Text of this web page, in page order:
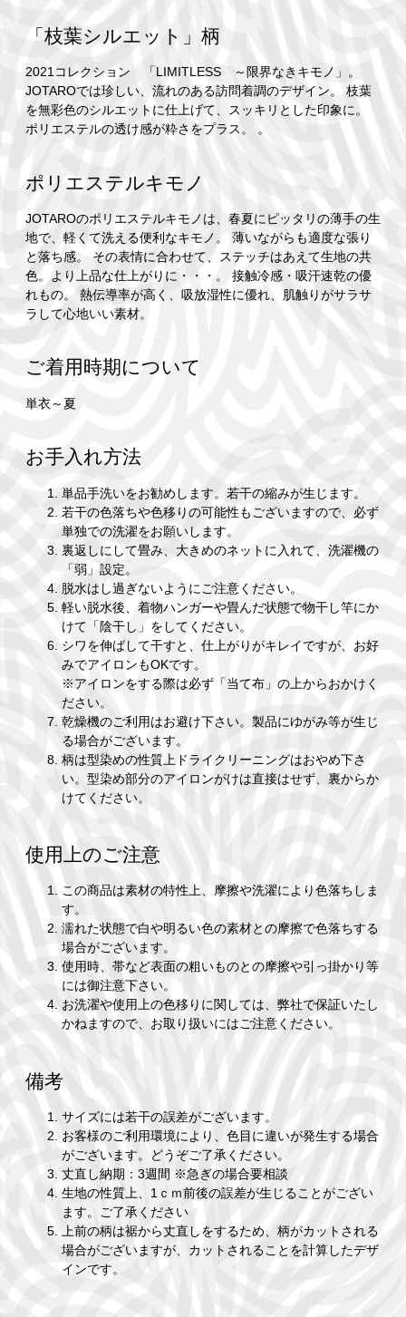
「枝葉シルエット」柄
2021コレクション 「LIMITLESS ～限界なきキモノ」。
JOTAROでは珍しい、流れのある訪問着調のデザイン。 枝葉
を無彩色のシルエットに仕上げて、スッキリとした印象に。
ポリエステルの透け感が粋さをプラス。 。
ポリエステルキモノ
JOTAROのポリエステルキモノは、春夏にピッタリの薄手の生
地で、軽くて洗える便利なキモノ。 薄いながらも適度な張り
と落ち感。 その表情に合わせて、ステッチはあえて生地の共
色。より上品な仕上がりに・・・。 接触冷感・吸汗速乾の優
れもの。 熱伝導率が高く、吸放湿性に優れ、肌触りがサラサ
ラして心地いい素材。
ご着用時期について
単衣～夏
お手入れ方法
単品手洗いをお勧めします。若干の縮みが生じます。
若干の色落ちや色移りの可能性もございますので、必ず
単独での洗濯をお願いします。
裏返しにして畳み、大きめのネットに入れて、洗濯機の
「弱」設定。
脱水はし過ぎないようにご注意ください。
軽い脱水後、着物ハンガーや畳んだ状態で物干し竿にか
けて「陰干し」をしてください。
シワを伸ばして干すと、仕上がりがキレイですが、お好
みでアイロンもOKです。
※アイロンをする際は必ず「当て布」の上からおかけく
ださい。
乾燥機のご利用はお避け下さい。製品にゆがみ等が生じ
る場合がございます。
柄は型染めの性質上ドライクリーニングはおやめ下さ
い。型染め部分のアイロンがけは直接はせず、裏からか
けてください。
使用上のご注意
この商品は素材の特性上、摩擦や洗濯により色落ちしま
す。
濡れた状態で白や明るい色の素材との摩擦で色落ちする
場合がございます。
使用時、帯など表面の粗いものとの摩擦や引っ掛かり等
には御注意下さい。
お洗濯や使用上の色移りに関しては、弊社で保証いたし
かねますので、お取り扱いにはご注意ください。
備考
サイズには若干の誤差がございます。
お客様のご利用環境により、色目に違いが発生する場合
がございます。どうぞご了承ください。
丈直し納期：3週間 ※急ぎの場合要相談
生地の性質上、1ｃｍ前後の誤差が生じることがござい
ます。ご了承ください
上前の柄は裾から丈直しをするため、柄がカットされる
場合がございますが、カットされることを計算したデザ
インです。